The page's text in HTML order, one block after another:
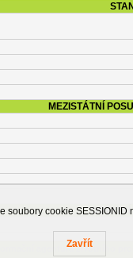
MEZISTÁTNÍ
agentura životního
cookie
Zavřít